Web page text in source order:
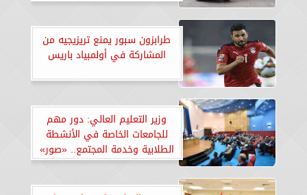
طرابزون سبور يمنع تريزيجيه من
المشاركة في أولمبياد باريس
وزير التعليم العالي: دور مهم
للجامعات الخاصة في الأنشطة
الطلابية وخدمة المجتمع.. «صور»